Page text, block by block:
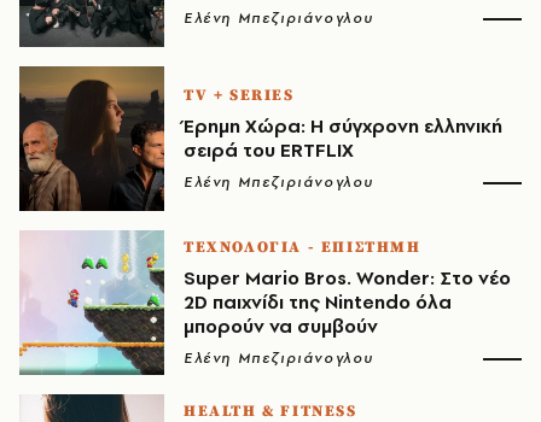
Ελένη Μπεζιριάνογλου
TV + SERIES
Έρημη Χώρα: Η σύγχρονη ελληνική
σειρά του ERTFLIX
Ελένη Μπεζιριάνογλου
ΤΕΧΝΟΛΟΓΙΑ - ΕΠΙΣΤΗΜΗ
Super Mario Bros. Wonder: Στο νέο
2D παιχνίδι της Nintendo όλα
μπορούν να συμβούν
Ελένη Μπεζιριάνογλου
HEALTH & FITNESS